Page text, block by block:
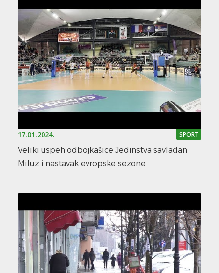
17.01.2024. SPORT
Veliki uspeh odbojkašice Jedinstva savladan
Miluz i nastavak evropske sezone